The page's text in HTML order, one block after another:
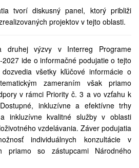
tvorí diskusný panel, ktorý približi
projektov v tejto oblasti.
druhej výzvy v Interreg Programe
ide o informačné podujatie o tejto
všetky kľúčové informácie o
zameraním však priamo
v rámci Priority č. 3 a vo vzťahu k
inkluzívne a efektívne trhy
inkluzívne kvalitné služby v oblasti
vzdelávania. Záver podujatia
individuálnych konzultácie v
priamo so zástupcami Národného